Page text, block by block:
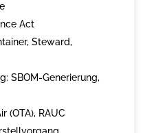
Act
Steward,
SBOM-Generierung,
(OTA), RAUC